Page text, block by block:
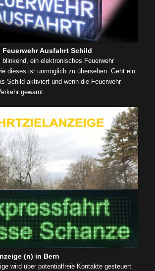
Ausfahrt Schild
blinkend, ein elektronisches Feuerwehr
dieses ist unmöglich zu übersehen. Geht ein
Schild aktiviert und wenn die Feuerwehr
gewarnt.
(n) in Bern
wird über potentialfreie Kontakte gesteuert